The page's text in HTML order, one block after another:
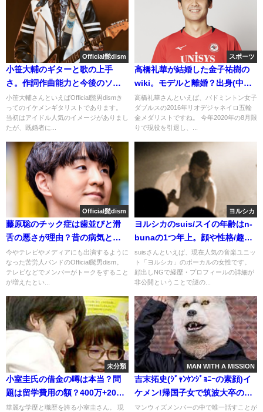
Official髭dism
小笹大輔のギターと歌の上手
さ。作詞作曲能力と今後のソ
ロ。使用機材は?
小笹大輔さんといえばOfficial髭男dismき
ってのイケメンギタリストであります。
当初はアイドル人気のイメージがありまし
たが、既婚者に...
スポーツ
高橋礼華が結婚した金子祐樹の
wiki。モデルと離婚？出身(中学/
高校)と身長[画像]
高橋礼華さんといえば、バドミントン女子
ダブルスの2016年リオデジャネイロ五輪
金メダリストですね。 今年2020年の8月限
りで現役を引退し、...
Official髭dism
藤原聡のチック症は歯並びと滑
舌の悪さが理由？昔の病気と手
術[矯正]
今やテレビやメディアにも出演するように
なった苦労人バンドのOfficial髭男dism。
テレビなどでメンバーがトークをすること
が増えたとい...
ヨルシカ
ヨルシカのsuis/スイの年齢はn-
bunaの1つ年上。顔や性格/趣味
は可愛い系
suisさんといえば、現在人気の音楽ユニッ
ト「ヨルシカ」のボーカルの女性です。
顔出しNGで経歴・プロフィールの詳細が
非公開ということで謎の...
未分類
小室圭氏の借金の噂は本当？問
題は留学費用の額？400万+2000
万追加か
華麗な学歴と職歴を誇る小室圭さん。 現
MAN WITH A MISSION
吉末拓史(ｼﾞｬﾝｹﾝｼﾞｮﾆｰの素顔)イ
ケメン!帰国子女で筑波大卒の英
語力
マンウィズメンバーの中で唯一話すことが